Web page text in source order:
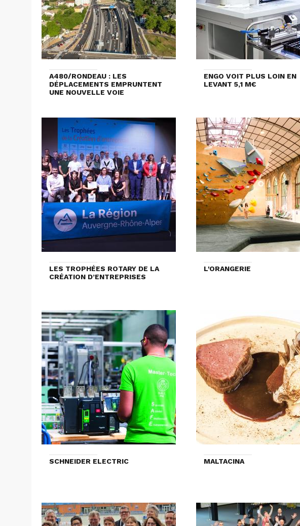
A480/RONDEAU : LES
DÉPLACEMENTS EMPRUNTENT
UNE NOUVELLE VOIE
ENGO VOIT PLUS LOIN EN
LEVANT 5,1 M€
LES TROPHÉES ROTARY DE LA
CRÉATION D’ENTREPRISES
L'ORANGERIE
SCHNEIDER ELECTRIC MALTACINA